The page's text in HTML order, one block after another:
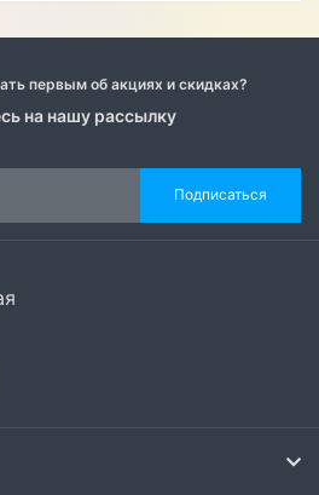
первым об акциях и скидках?
на нашу рассылку
Подписаться